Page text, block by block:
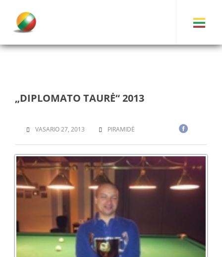
„DIPLOMATO TAURĖ“ 2013
VASARIO 27, 2013 PIRAMIDĖ